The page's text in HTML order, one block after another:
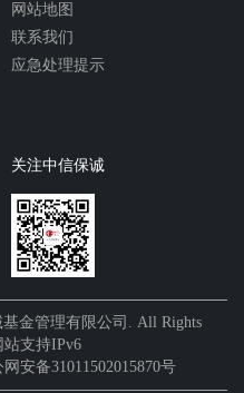
网站地图
联系我们
应急处理提示
关注中信保诚
金管理有限公司. All Rights
站支持IPv6
安备31011502015870号